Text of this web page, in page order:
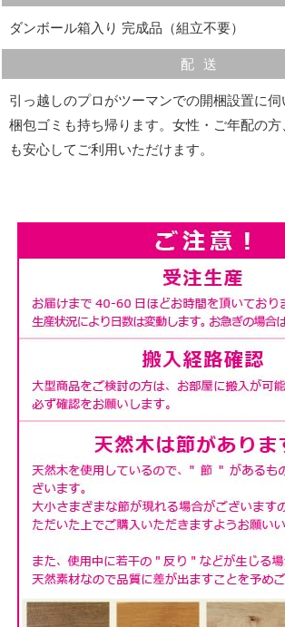
帆立
中央の収納内の帆立（縦の仕切り）の奥
※収納内に帆立が存在するサイズのみの仕
幅木避け
ダンボール箱入り 完成品（組立不要）
配送
引っ越しのプロがツーマンでの開梱設置に伺
梱包ゴミも持ち帰ります。女性・ご年配の
も安心してご利用いただけます。